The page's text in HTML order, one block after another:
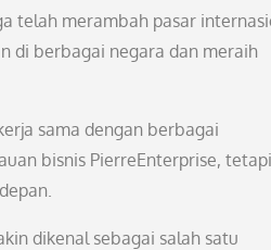
telah merambah pasar
di berbagai negara dan meraih
sama dengan berbagai
bisnis PierreEnterprise,
dikenal sebagai salah satu